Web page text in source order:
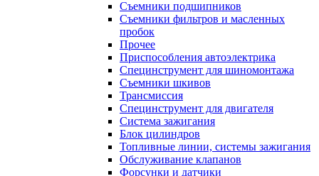
Съемники подшипников
Съемники фильтров и масленных
пробок
Прочее
Приспособления автоэлектрика
Специнструмент для шиномонтажа
Съемники шкивов
Трансмиссия
Специнструмент для двигателя
Система зажигания
Блок цилиндров
Топливные линии, системы зажигания
Обслуживание клапанов
Форсунки и датчики